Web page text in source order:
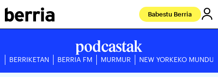
Babestu Berria
podcastak
BERRIKETAN BERRIA FM MURMUR NEW YORKEKO